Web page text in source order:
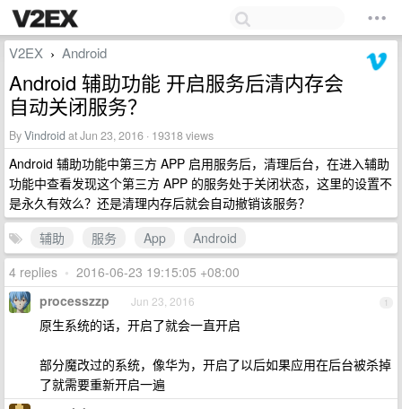
V2EX › Android
Android 辅助功能 开启服务后清内存会
自动关闭服务？
ByVindroid at Jun 23, 2016 · 19318 views
Android 辅助功能中第三方 APP 启用服务后，清理后台，在进入辅助
功能中查看发现这个第三方 APP 的服务处于关闭状态，这里的设置不
是永久有效么？还是清理内存后就会自动撤销该服务？
辅助
服务 App
Android
4 replies • 2016-06-23 19:15:05 +08:00
1
processzzp Jun 23, 2016
原生系统的话，开启了就会一直开启
部分魔改过的系统，像华为，开启了以后如果应用在后台被杀掉
了就需要重新开启一遍